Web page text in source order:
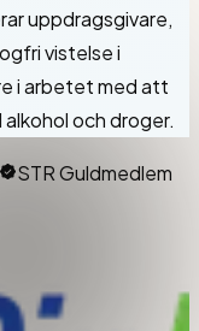
uppdragsgivare,
vistelse i
i arbetet med att
och droger.
STR Guldmedlem